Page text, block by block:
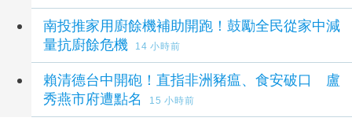
南投推家用廚餘機補助開跑！鼓勵全民從家中減
量抗廚餘危機
14 小時前
賴清德台中開砲！直指非洲豬瘟、食安破口 盧
秀燕市府遭點名
15 小時前